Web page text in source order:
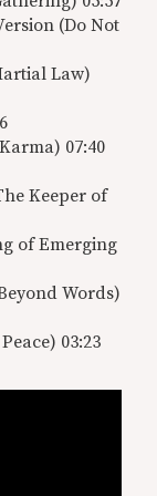
(Do Not
Law)
07:40
Keeper of
of Emerging
Words)
03:23